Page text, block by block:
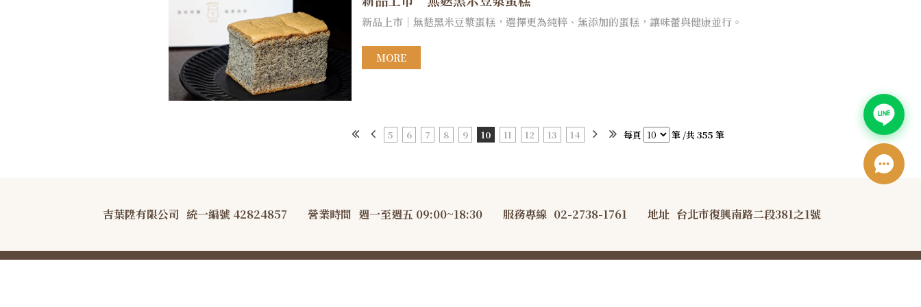
新品上市｜無麩黑米豆漿蛋糕，選擇更為純粹、無添加的蛋糕，讓味蕾與健康並行。 ​
MORE
5 6 7 8 9 10 11 12 13 14 每頁 筆 /共 355 筆
吉葉陞有限公司 統一編號 42824857 營業時間 週一至週五 09:00~18:30 服務專線 02-2738-1761 地址 台北市復興南路二段381之1號